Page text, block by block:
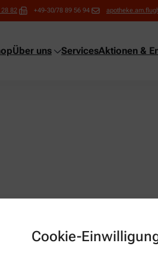
Cookie-
82 +49-30/78 89 56 94
Über uns ServicesAktionen &